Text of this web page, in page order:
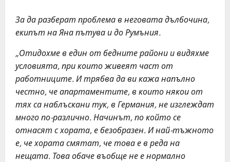
За да разберат проблема в неговата дълбочина,
екипът на Яна пътува и до Румъния.
„Отидохме в един от бедните райони и видяхме
условията, при които живеят част от
работниците. И трябва да ви кажа напълно
честно, че апартаментите, в които някои от
тях са наблъскани тук, в Германия, не изглеждат
много по-различно. Начинът, по който се
отнасят с хората, е безобразен. И най-тъжното
е, че хората смятат, че това е в реда на
нещата. Това обаче въобще не е нормално